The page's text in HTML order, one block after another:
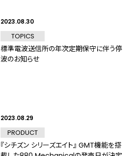
2023.08.30
TOPICS
標準電波送信所の年次定期保守に伴う停
波のお知らせ
2023.08.29
PRODUCT
『シチズン シリーズエイト』 GMT機能を搭